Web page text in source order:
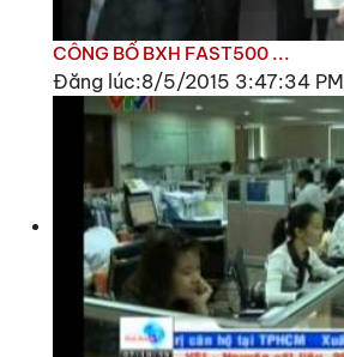
CÔNG BỐ BXH FAST500 ...
Đăng lúc:8/5/2015 3:47:34 PM